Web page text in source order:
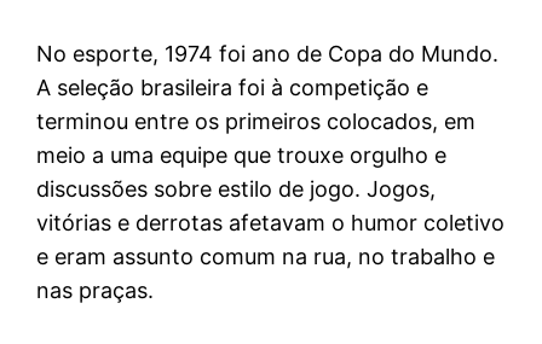
No esporte, 1974 foi ano de Copa do Mundo.
A seleção brasileira foi à competição e
terminou entre os primeiros colocados, em
meio a uma equipe que trouxe orgulho e
discussões sobre estilo de jogo. Jogos,
vitórias e derrotas afetavam o humor coletivo
e eram assunto comum na rua, no trabalho e
nas praças.